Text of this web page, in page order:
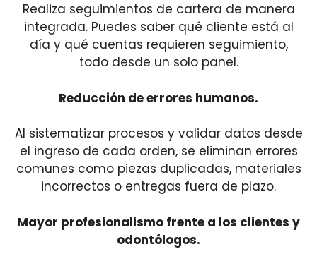
Realiza seguimientos de cartera de manera
integrada. Puedes saber qué cliente está al
día y qué cuentas requieren seguimiento,
todo desde un solo panel.
Reducción de errores humanos.
Al sistematizar procesos y validar datos desde
el ingreso de cada orden, se eliminan errores
comunes como piezas duplicadas, materiales
incorrectos o entregas fuera de plazo.
Mayor profesionalismo frente a los clientes y
odontólogos.